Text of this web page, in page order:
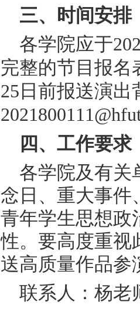
三、
时间安排
各学院应于
完整的节目报名
25日前报送演
四 、工作要求
各学院及有关
念日、重大事件
青年学生思想政
性。要高度重视
送高质量作品参
联系人：杨老